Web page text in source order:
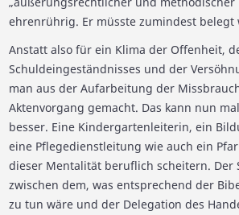
ehrenrührig. Er müsste zumindest belegt
Anstatt also für ein Klima der Offenheit,
Schuldeingeständnisses und der
man aus der Aufarbeitung der
Aktenvorgang gemacht. Das kann nun
besser. Eine Kindergartenleiterin, ein
eine Pflegedienstleitung wie auch ein
dieser Mentalität beruflich scheitern. Der
zwischen dem, was entsprechend der
zu tun wäre und der Delegation des